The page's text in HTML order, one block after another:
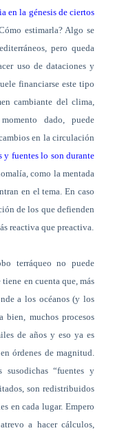
en la génesis de ciertos
estimarla? Algo se
pero queda
uso de dataciones y
financiarse este tipo
cambiante del clima,
dado, puede
en la circulación
y fuentes lo son durante
como la mentada
en el tema. En caso
de los que defienden
reactiva que preactiva.
terráqueo no puede
en cuenta que, más
a los océanos (y los
muchos procesos
de años y eso ya es
órdenes de magnitud.
“fuentes y
son redistribuidos
en cada lugar. Empero
a hacer cálculos,